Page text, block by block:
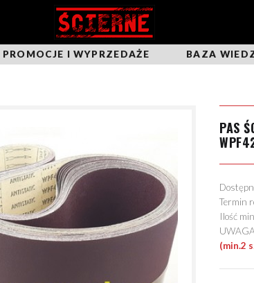
PROMOCJE I WYPRZEDAŻE BAZA
PAS
Termin
Ilość
(min.2